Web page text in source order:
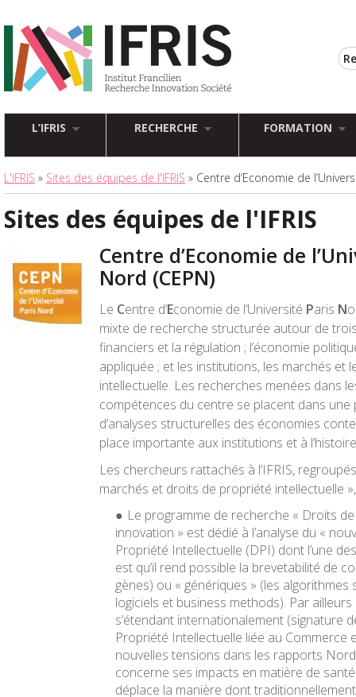
L’IFRIS RECHERCHE FORMATION
L'IFRIS » Sites des équipes de l'IFRIS » Centre d’Economie de
Sites des équipes de l'IFRIS
Centre d’Economie de
Nord (CEPN)
Le Centre d’Economie de l’Université Paris N
mixte de recherche structurée autour de
financiers et la régulation ; l’économie
appliquée ; et les institutions, les marchés et
intellectuelle. Les recherches menées dans
compétences du centre se placent dans
d’analyses structurelles des économies
place importante aux institutions et à
Les chercheurs rattachés à l’IFRIS,
marchés et droits de propriété intellectuelle
Le programme de recherche « Droits
innovation » est dédié à l’analyse du «
Propriété Intellectuelle (DPI) dont l’une
est qu’il rend possible la brevetabilité de
gènes) ou « génériques » (les algorithmes
logiciels et business methods). Par
s’étendant internationalement (signature
Propriété Intellectuelle liée au Commerce
nouvelles tensions dans les rapports
concerne ses impacts en matière de
déplace la manière dont